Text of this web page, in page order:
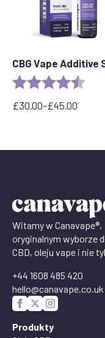
CBG Vape Additive
Ocena: 4,9
£30.00-£45.00
Zakres
30,00
GBP
Witamy w Canavape®,
oryginalnym wyborze
CBD, oleju vape i nie
+44 1608 485 420
hello@canavape.co.uk
Produkty